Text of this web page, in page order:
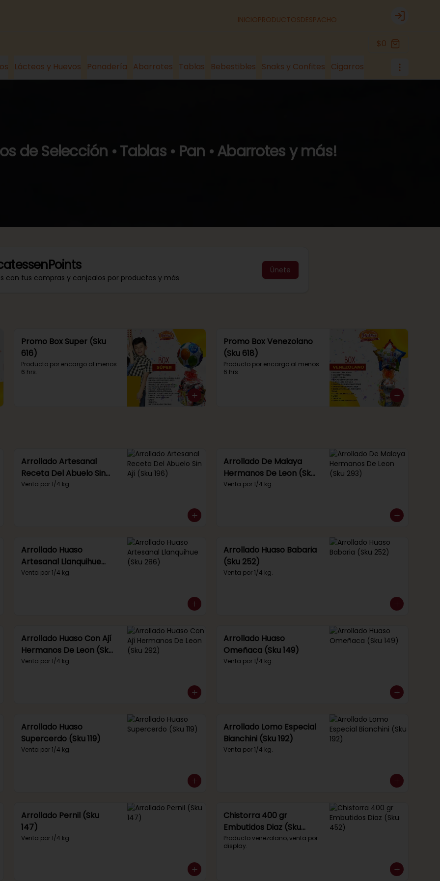
INICIOPRODUCTOSDESPACHO Login
$0
Lácteos y Huevos Panadería Abarrotes Tablas Bebestibles Snaks y Confites Cigarros
de Selección • Tablas • Pan • Abarrotes y más!
con tus compras y canjealos por productos y más
Únete
Promo Box Super (Sku
616)
Producto por encargo al menos
6 hrs.
Promo Box Venezolano
(Sku 618)
Producto por encargo al menos
6 hrs.
Arrollado Artesanal
Receta Del Abuelo Sin
Ají (Sku 196)
Venta por 1/4 kg.
Arrollado De Malaya
Hermanos De Leon (Sku
293)
Venta por 1/4 kg.
Arrollado Huaso
Artesanal Llanquihue
(Sku 286)
Venta por 1/4 kg.
Arrollado Huaso Babaria
(Sku 252)
Venta por 1/4 kg.
Arrollado Huaso Con Ají
Hermanos De Leon (Sku
292)
Venta por 1/4 kg.
Arrollado Huaso
Omeñaca (Sku 149)
Venta por 1/4 kg.
Arrollado Huaso
Supercerdo (Sku 119)
Venta por 1/4 kg.
Arrollado Lomo Especial
Bianchini (Sku 192)
Venta por 1/4 kg.
Arrollado Pernil (Sku
147)
Venta por 1/4 kg.
Chistorra 400 gr
Embutidos Diaz (Sku
452)
Producto venezolano, venta por
display.